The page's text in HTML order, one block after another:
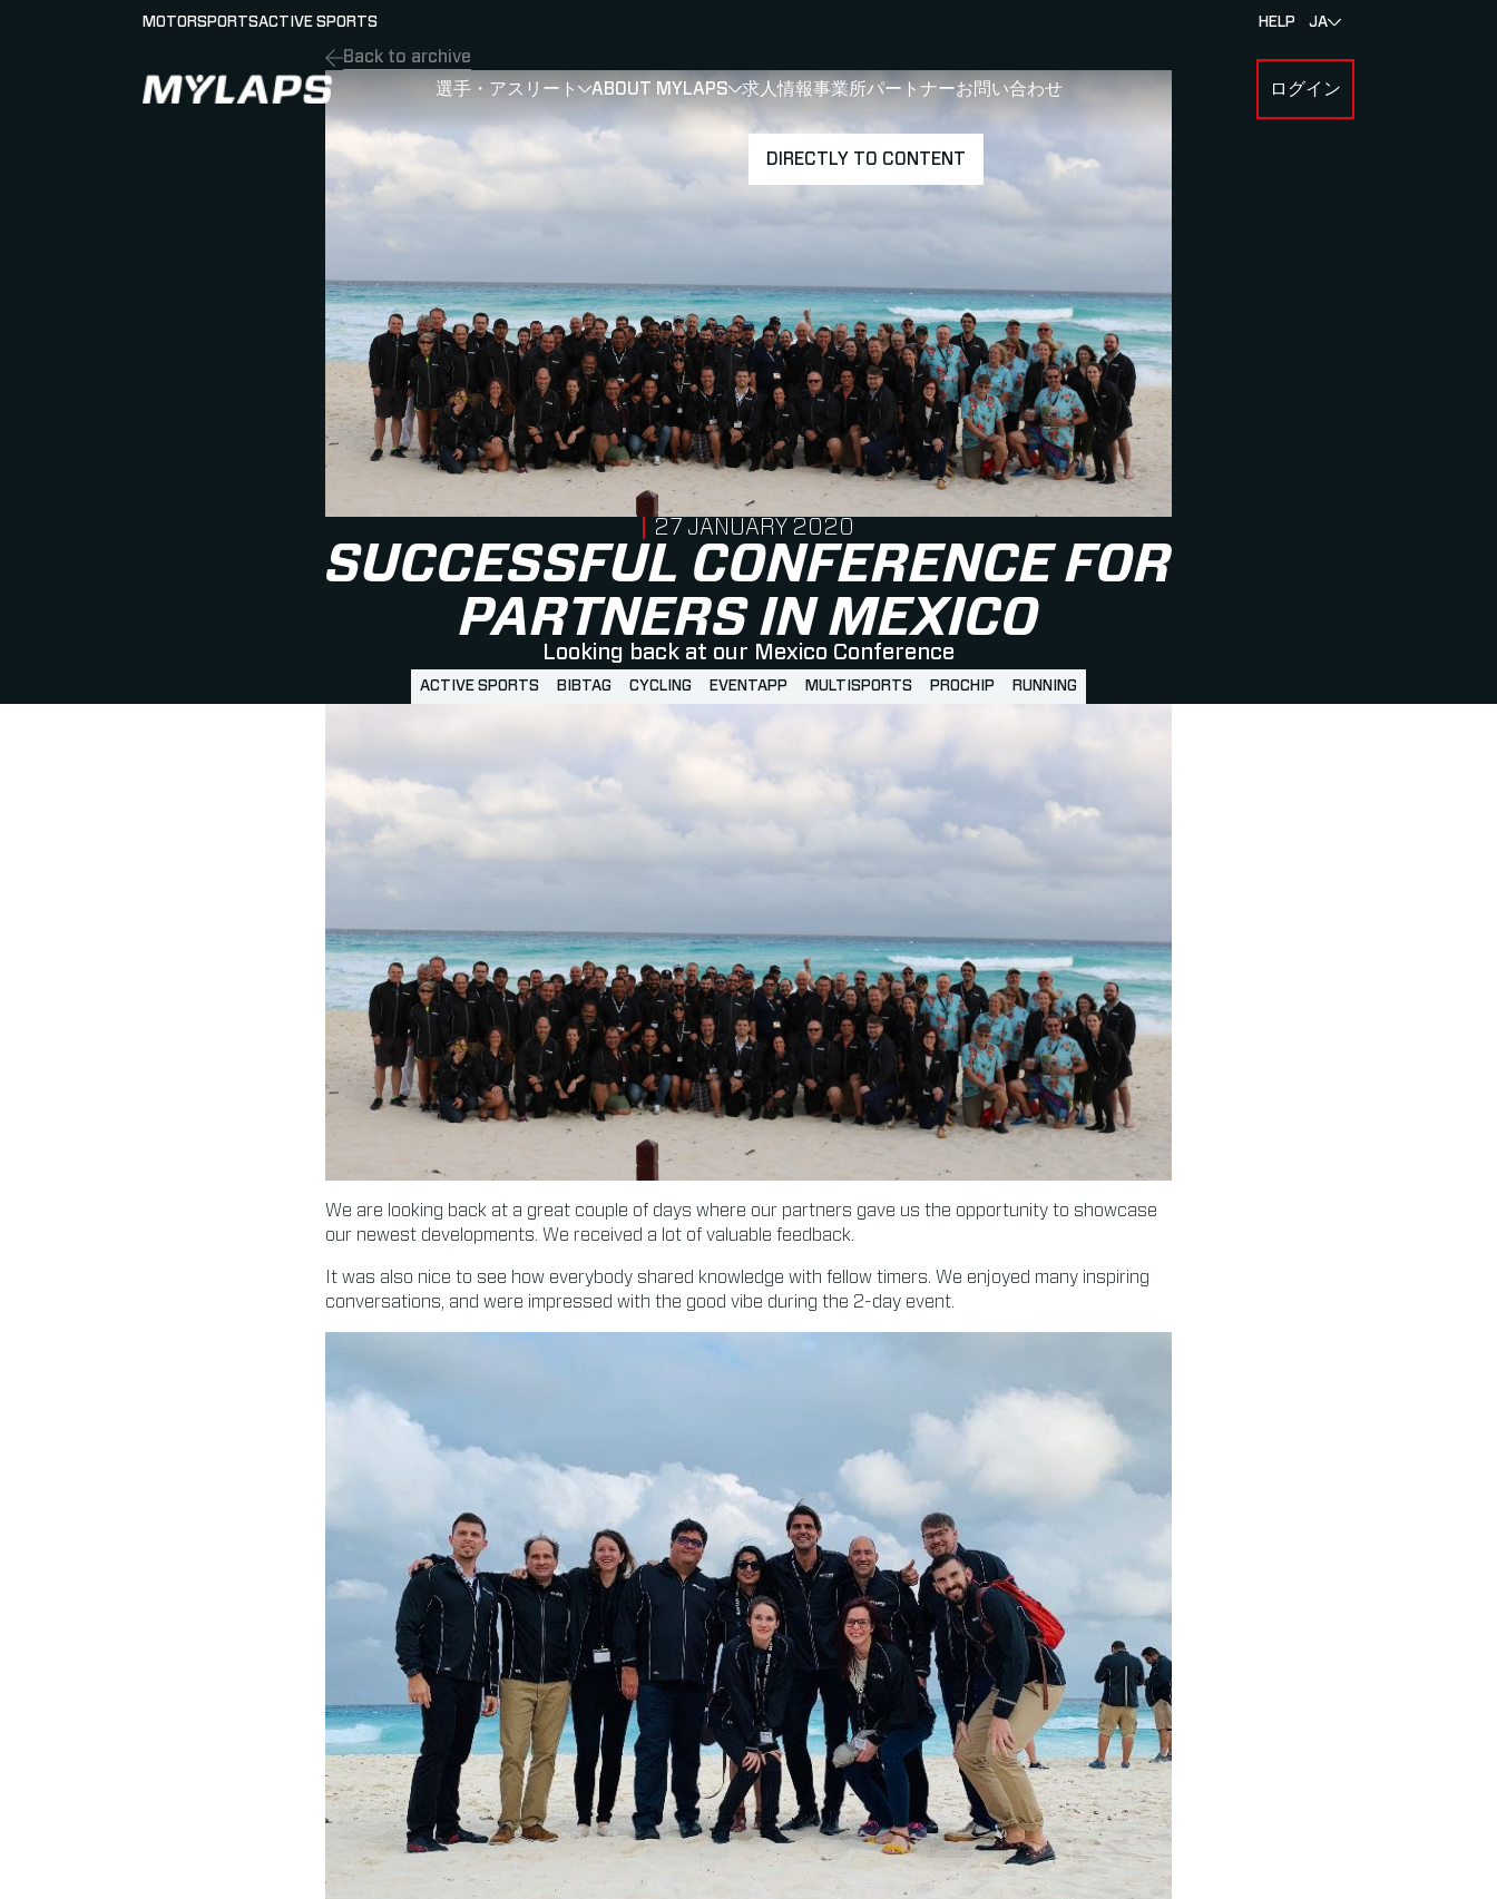
DIRECTLY TO CONTENT
LOGO MYLAPS - JAPAN 選手・アスリート SHOW SUBMENU FOR 選手・アスリート
ABOUT MYLAPS SHOW SUBMENU FOR ABOUT MYLAPS
求人情報事業所パートナーお問い合わせ ログイン
MOTORSPORTSACTIVE SPORTS HELP JA
Back to archive
SUCCESSFUL CONFERENCE FOR
PARTNERS IN MEXICO
Looking back at our Mexico Conference
PUBLISHED ON
27 JANUARY 2020
ACTIVE SPORTS BIBTAG CYCLING EVENTAPP MULTISPORTS PROCHIP RUNNING
We are looking back at a great couple of days where our partners gave us the opportunity to showcase
our newest developments. We received a lot of valuable feedback.
It was also nice to see how everybody shared knowledge with fellow timers. We enjoyed many inspiring
conversations, and were impressed with the good vibe during the 2-day event.